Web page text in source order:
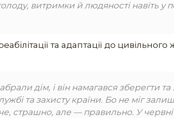
витримки й людяності навіть у
та адаптації до
дім, і він намагався зберегти
та захисту країни. Бо не міг
страшно, але — правильно. У